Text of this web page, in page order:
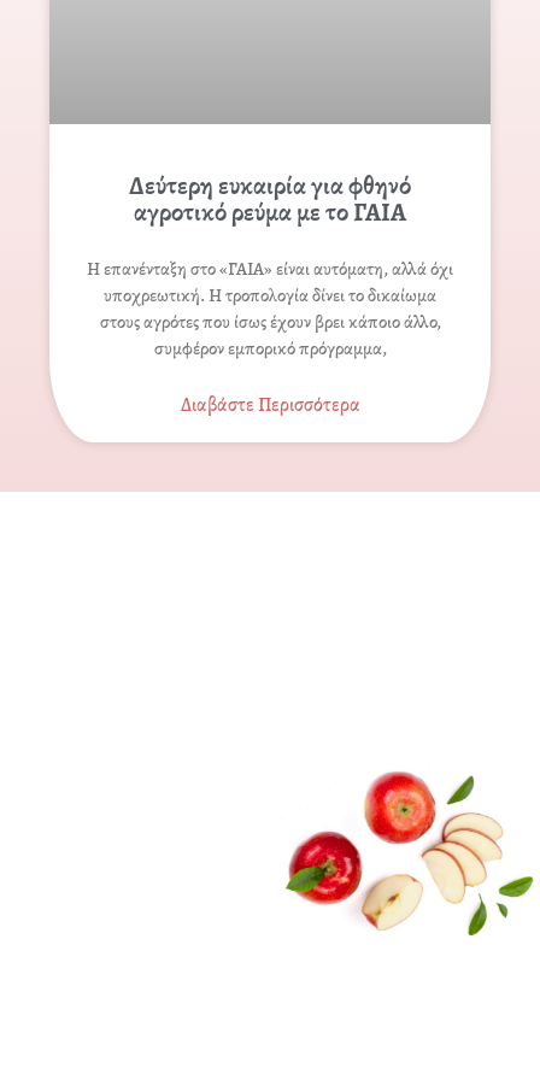
Δεύτερη ευκαιρία για φθηνό
αγροτικό ρεύμα με το ΓΑΙΑ
Η επανένταξη στο «ΓΑΙΑ» είναι αυτόματη, αλλά όχι
υποχρεωτική. Η τροπολογία δίνει το δικαίωμα
στους αγρότες που ίσως έχουν βρει κάποιο άλλο,
συμφέρον εμπορικό πρόγραμμα,
Διαβάστε Περισσότερα